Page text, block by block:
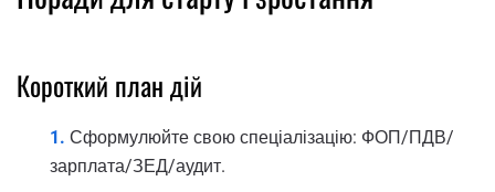
Короткий план дій
Сформулюйте свою спеціалізацію: ФОП/ПДВ/
зарплата/ЗЕД/аудит.